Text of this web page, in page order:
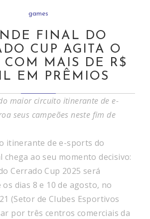
games
FINAL DO
CUP AGITA O
COM MAIS DE R$
EM PRÊMIOS
maior circuito itinerante de e-
seus campeões neste fim de
itinerante de e-sports do
chega ao seu momento decisivo:
Cerrado Cup 2025 será
dias 8 e 10 de agosto, no
(Setor de Clubes Esportivos
por três centros comerciais da